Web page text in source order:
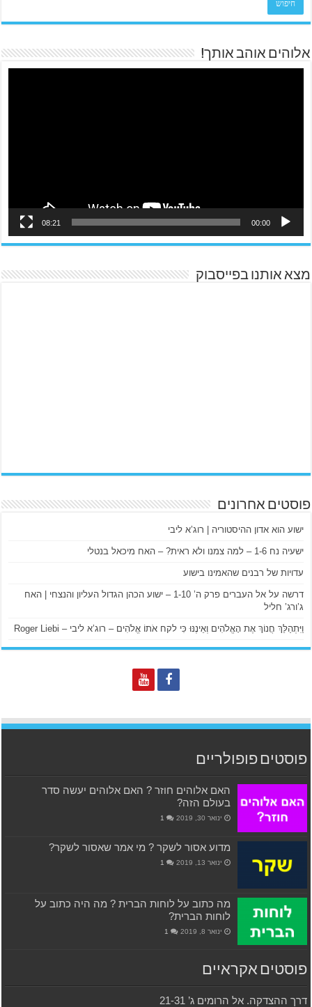
אלוהים אוהב אותך!
00:00
08:21
מצא אותנו בפייסבוק
פוסטים אחרונים
ישוע הוא אדון ההיסטוריה | רוג’א ליבי
ישעיה נח 1-6 – למה צמנו ולא ראית? – האח מיכאל בנטלי
עדויות של רבנים שהאמינו בישוע
דרשה על אל העברים פרק ה’ 1-10 – ישוע הכהן הגדול העליון והנצחי | האח
ג’ורג’ חליל
וַיִּתְהַלֵּךְ חֲנוֹךְ אֶת הָאֱלֹהִים וְאֵינֶנּוּ כִּי לקח אֹתוֹ אֱלֹהִים – רוג’א ליבי – Roger Liebi
פוסטים פופולריים
האם אלוהים חוזר ? האם אלוהים יעשה סדר
בעולם הזה?
ינואר 30, 2019 1
מדוע אסור לשקר ? מי אמר שאסור לשקר?
ינואר 13, 2019 1
מה כתוב על לוחות הברית ? מה היה כתוב על
לוחות הברית?
ינואר 8, 2019 1
פוסטים אקראיים
דרך ההצדקה. אל הרומים ג’ 21-31